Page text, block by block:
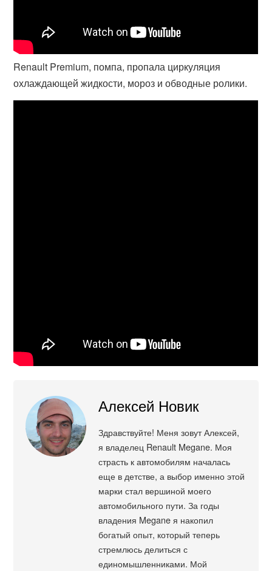
Renault Premium, помпа, пропала циркуляция
охлаждающей жидкости, мороз и обводные ролики.
Алексей Новик
Здравствуйте! Меня зовут Алексей,
я владелец Renault Megane. Моя
страсть к автомобилям началась
еще в детстве, а выбор именно этой
марки стал вершиной моего
автомобильного пути. За годы
владения Megane я накопил
богатый опыт, который теперь
стремлюсь делиться с
единомышленниками. Мой